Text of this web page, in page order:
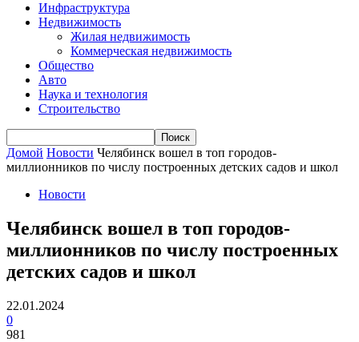
Инфраструктура
Недвижимость
Жилая недвижимость
Коммерческая недвижимость
Общество
Авто
Наука и технология
Строительство
Домой Новости Челябинск вошел в топ городов-
миллионников по числу построенных детских садов и школ
Новости
Челябинск вошел в топ городов-
миллионников по числу построенных
детских садов и школ
22.01.2024
0
981